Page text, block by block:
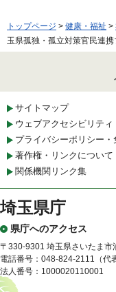
トップページ > 健康・福祉 >
玉県孤独・孤立対策官民連
サイトマップ
ウェブアクセシビリティ
プライバシーポリシー・
著作権・リンクについて
関係機関リンク集
埼玉県庁
県庁へのアクセス
〒330-9301 埼玉県さいたま市
電話番号：048-824-2111（代
法人番号：1000020110001